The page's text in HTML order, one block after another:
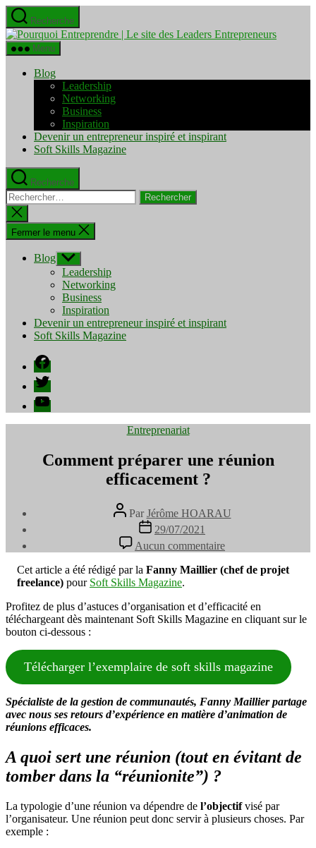
Aller
au
contenu
Recherche
Pourquoi
Menu
Blog
Leadership
Networking
Business
Inspiration
Devenir un entrepreneur inspiré et inspirant
Soft Skills Magazine
Recherche
Rechercher :
Fermer
la
recherche
Fermer le menu
Blog Afficher
le
sous-
menu
Leadership
Networking
Business
Inspiration
Devenir un entrepreneur inspiré et inspirant
Soft Skills Magazine
Facebook
Twitter
YouTube
Catégories
Entreprenariat
Comment préparer une réunion
efficacement ?
Auteur
de
l’article
Par Jérôme HOARAU
Date
l’article
29/07/2021
Aucun commentaire
Comment
préparer
efficacement
?
Cet article a été rédigé par la Fanny Maillier (chef de projet
freelance) pour Soft Skills Magazine.
Profitez de plus d’astuces d’organisation et d’efficacité en
téléchargeant dès maintenant Soft Skills Magazine en cliquant sur le
bouton ci-dessous :
Télécharger l’exemplaire de soft skills magazine
Spécialiste de la gestion de communautés, Fanny Maillier partage
avec nous ses retours d’expérience en matière d’animation de
réunions efficaces.
A quoi sert une réunion (tout en évitant de
tomber dans la “réunionite”) ?
La typologie d’une réunion va dépendre de l’objectifvisé par
l’organisateur. Une réunion peut donc servir à plusieurs choses. Par
exemple :